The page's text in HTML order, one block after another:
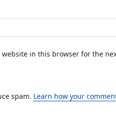
website in this browser for the
spam. Learn how your